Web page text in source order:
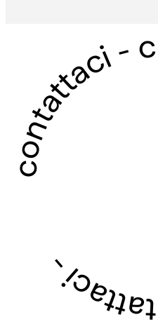
contattaci -